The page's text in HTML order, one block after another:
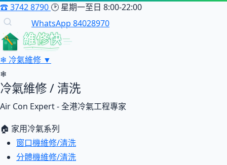
☎3742 8790 🕑 星期一至日 8:00-22:00
WhatsApp 84028970
維修快
❄ 冷氣維修 ▼
❄
冷氣維修 / 清洗
Air Con Expert - 全港冷氣工程專家
🏠 家用冷氣系列
窗口機維修/清洗
分體機維修/清洗